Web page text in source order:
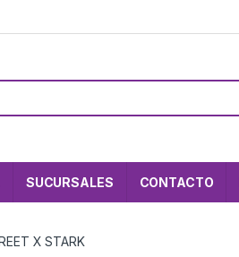
SUCURSALES CONTACTO
X STARK